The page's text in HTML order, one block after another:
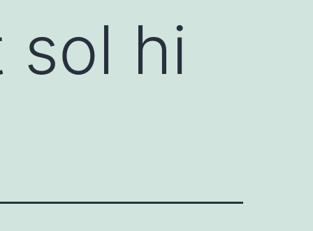
sol hi